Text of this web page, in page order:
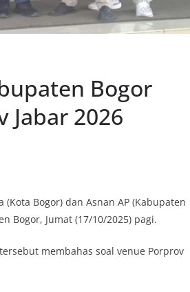
Bogor
Jabar 2026
Bogor) dan Asnan AP (Kabupaten
Bogor, Jumat (17/10/2025) pagi.
membahas soal venue Porprov